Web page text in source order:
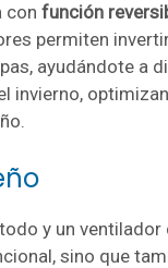
con función
permiten
ayudándote a
invierno,
y un ventilador
sino que